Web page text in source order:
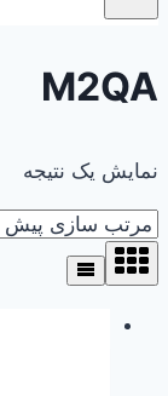
M2QA
نمایش یک نتیجه